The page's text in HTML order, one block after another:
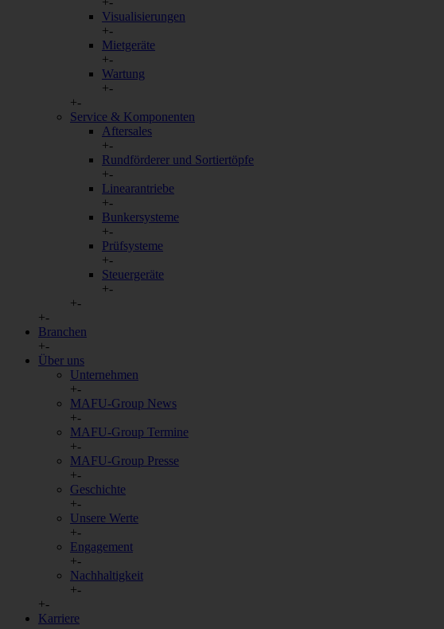
Visualisierungen
+-
Mietgeräte
+-
Wartung
+-
+-
Service & Komponenten
Aftersales
+-
Rundförderer und Sortiertöpfe
+-
Linearantriebe
+-
Bunkersysteme
+-
Prüfsysteme
+-
Steuergeräte
+-
+-
+-
Branchen
+-
Über uns
Unternehmen
+-
MAFU-Group News
+-
MAFU-Group Termine
+-
MAFU-Group Presse
+-
Geschichte
+-
Unsere Werte
+-
Engagement
+-
Nachhaltigkeit
+-
+-
Karriere